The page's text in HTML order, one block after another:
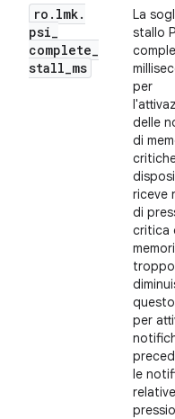
ro . lmk.
psi_
complete_
stall_ms
La
stallo
per
delle
di
riceve
di
critica
per
le